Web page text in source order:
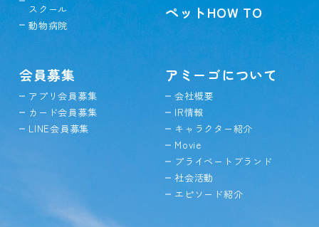
スクール
動物病院
ペットHOW TO
会員募集
アプリ会員募集
カード会員募集
LINE会員募集
アミーゴについて
会社概要
IR情報
キャラクター紹介
Movie
プライベートブランド
社会活動
エピソード紹介